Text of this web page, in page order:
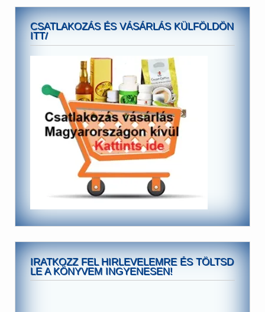
CSATLAKOZÁS ÉS VÁSÁRLÁS KÜLFÖLDÖN
ITT/
IRATKOZZ FEL HIRLEVELEMRE ÉS TÖLTSD
LE A KÖNYVEM INGYENESEN!